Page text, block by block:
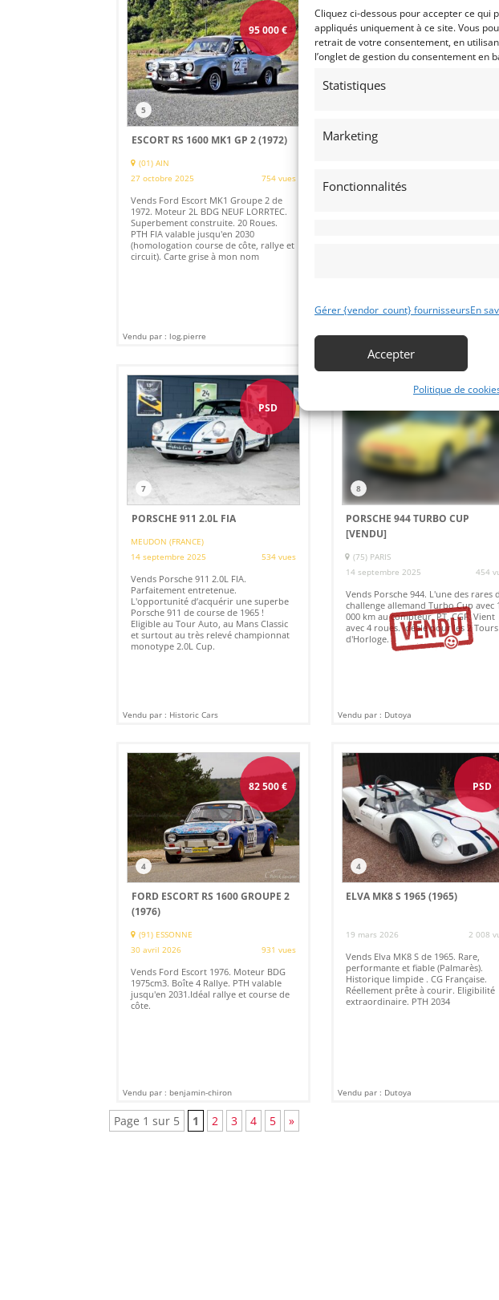
Cliquez ci-dessous pour accepter ce qui
appliqués uniquement à ce site. Vous
retrait de votre consentement, en
l’onglet de gestion du consentement en
Statistiques
Marketing
Fonctionnalités
Gérer {vendor_count} fournisseursEn
Accepter
Politique de
95 000€
5
ESCORT RS 1600 MK1 GP 2 (1972)
(01) AIN
27 octobre 2025
754 vues
Vends Ford Escort MK1 Groupe 2 de
1972. Moteur 2L BDG NEUF LORRTEC.
Superbement construite. 20 Roues.
PTH FIA valable jusqu'en 2030
(homologation course de côte, rallye et
circuit). Carte grise à mon nom
Vendu par : log.pierre
35 000
GOLF GTI 1600 MK2 FIA
Vendu par : CRads
PSD
7
PORSCHE 911 2.0L FIA
MEUDON (FRANCE)
14 septembre 2025
534 vues
Vends Porsche 911 2.0L FIA.
Parfaitement entretenue.
L'opportunité d’acquérir une superbe
Porsche 911 de course de 1965 !
Eligible au Tour Auto, au Mans Classic
et surtout au très relevé championnat
monotype 2.0L Cup.
Vendu par : Historic Cars
8
PORSCHE 944 TURBO CUP
[VENDU]
(75) PARIS
14 septembre 2025
454
Vends Porsche 944. L'une des rares
challenge allemand Turbo Cup avec
000 km au compteur. PT, CGF. Vient
avec 4 roues. Idéale pour les 2 Tours
d'Horloge.
Vendu par : Dutoya
82 500€
4
FORD ESCORT RS 1600 GROUPE 2
(1976)
(91) ESSONNE
30 avril 2026
931 vues
Vends Ford Escort 1976. Moteur BDG
1975cm3. Boîte 4 Rallye. PTH valable
jusqu'en 2031.Idéal rallye et course de
côte.
Vendu par : benjamin-chiron
PSD
4
ELVA MK8 S 1965 (1965)
19 mars 2026 2 008
Vends Elva MK8 S de 1965. Rare,
performante et fiable (Palmarès).
Historique limpide . CG Française.
Réellement prête à courir. Eligibilité
extraordinaire. PTH 2034
Vendu par : Dutoya
Page 1 sur 5 1 2 3 4 5 »